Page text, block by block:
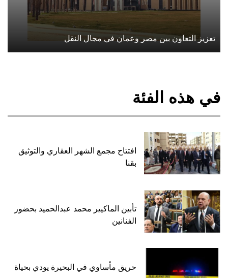
تعزيز التعاون بين مصر وعمان في مجال النقل
في هذه الفئة
افتتاح مجمع الشهر العقاري والتوثيق
بقنا
تأبين الماكيير محمد عبدالحميد بحضور
الفنانين
حريق مأساوي في البحيرة يودي بحياة